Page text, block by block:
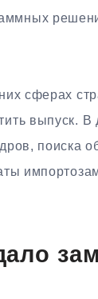
сферах
выпуск. В
поиска